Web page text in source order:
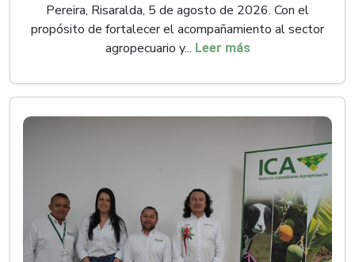
Pereira, Risaralda, 5 de agosto de 2026. Con el
propósito de fortalecer el acompañamiento al sector
agropecuario y... Leer más